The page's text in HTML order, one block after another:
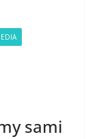
sami